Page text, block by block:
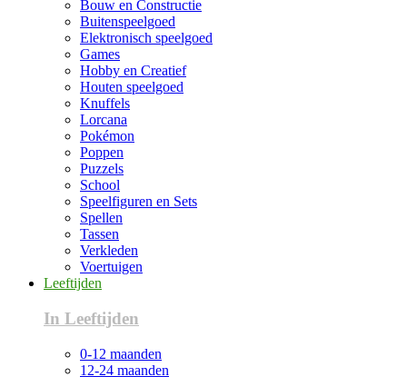
Bouw en Constructie
Buitenspeelgoed
Elektronisch speelgoed
Games
Hobby en Creatief
Houten speelgoed
Knuffels
Lorcana
Pokémon
Poppen
Puzzels
School
Speelfiguren en Sets
Spellen
Tassen
Verkleden
Voertuigen
Leeftijden
In Leeftijden
0-12 maanden
12-24 maanden